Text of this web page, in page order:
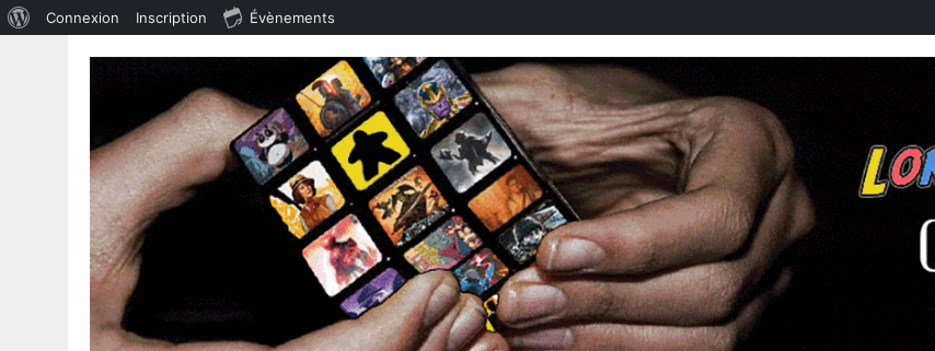
Connexion Inscription Évènements